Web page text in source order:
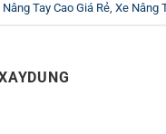
Nâng Tay Cao Giá Rẻ, Xe Nâng